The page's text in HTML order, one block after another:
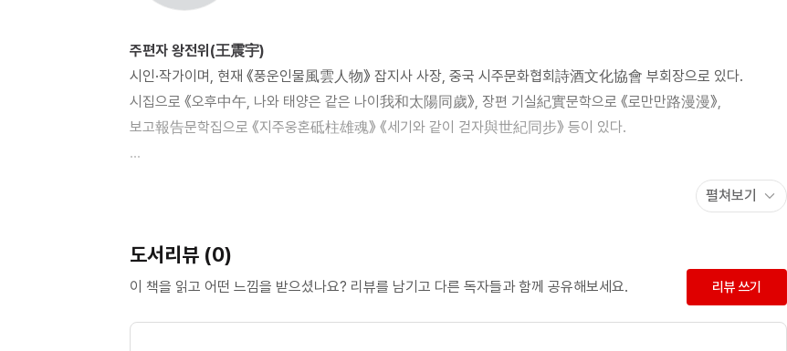
없다(장야오스) 옌안에서의 나날(우지청) / 경호전사 일개인까지도 마음으로 보살피다(마상즈) 마오 주석, 고향
사오산에 가서 감회에 젖다(리인챠오) / 주석 곁에서 내가 겪은 두세 가지 일화(류수린) 나의 개명을 흔쾌히 허락한
마오 주석(주쉬밍) / 친필 편지로 나를 위로해준 마오 주석(지지수) 산베이의 비바람 속에서 고난의 야간 행군
(스궈뢰이) / 잊을 수 없는 한 통의 전보(왕용) 마오 주석이 내게 글로 남겨준 가르침(마한잉) / 잊을 수 없는 행군의
길 위에서(까오푸여우) 주석은 나를 위해 손수 의사를 불렀다(이얜용성) / 반 그릇의 쌀죽(왕두공) 양부모에게서
마오마오를 빼앗아오는 건 안 될 일이네(우샹팅) / 구멍 난 옷을 입고 개국을 선포한 마오 주석(마우이) 자네 이름은
참 재미있군!(장무치) / 개국기념 행사일 밤, 좀처럼 잠을 못 이룬 마오 주석(리쟈지) 우리 부부를 위해 주례를 서준
(차이서우허) / 우리는 인민을 위해 복무해야 합니다(천창장) 주석은 인민을 사랑하고 인민은 주석을 사랑했다
(장셴펑) / 비록 유해라도 마오 주석 곁을 지키고 싶다(겅푸둥) 다 큰 처녀가 시집을 안 간다는 것과 같지 않은가
(정원) / 우리에게 손수 철학을 강의하며 배움을 격려한 마오 주석(취치위) 주석은 나를 벗으로 대해주었다(톈윈위) /
주편자 왕전위(王震宇)
시인·작가이며, 현재 《풍운인물風雲人物》 잡지사 사장, 중국 시주문화협회詩酒文化協會 부회장으로 있다.
시집으로 《오후中午, 나와 태양은 같은 나이我和太陽同歲》, 장편 기실紀實문학으로 《로만만路漫漫》,
보고報告문학집으로 《지주웅혼砥柱雄魂》 《세기와 같이 걷자與世紀同步》 등이 있다.
다른 이름은 아얼산阿爾山이고, 몽고족으로 전문 촬영사다. 현재 신화사 계약 촬영사로 일하고 있다.
촬영 사런투야(薩仁圖雅)
몽고족으로, 본서를 위해 사진을 촬영했다.
옮긴이 김승일
펼쳐보기
도서리뷰 (0)
이 책을 읽고 어떤 느낌을 받으셨나요? 리뷰를 남기고 다른 독자들과 함께 공유해보세요. 리뷰 쓰기